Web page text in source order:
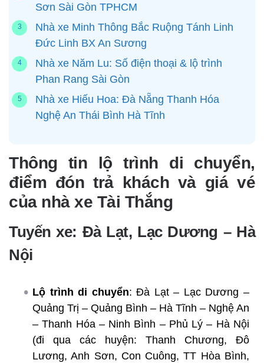
Sơn Sài Gòn TPHCM
Nhà xe Minh Thông Bắc Ruộng Tánh Linh
Đức Linh BX An Sương
Nhà xe Năm Lu: Số điện thoại & lộ trình
Phan Rang Sài Gòn
Nhà xe Hiếu Hoa: Đà Nẵng Thanh Hóa
Nghệ An Thái Bình Hà Tĩnh
Thông tin lộ trình di chuyển,
điểm đón trả khách và giá vé
của nhà xe Tài Thắng
Tuyến xe: Đà Lạt, Lạc Dương – Hà
Nội
Lộ trình di chuyển: Đà Lạt – Lạc Dương –
Quảng Trị – Quảng Bình – Hà Tĩnh – Nghệ An
– Thanh Hóa – Ninh Bình – Phủ Lý – Hà Nội
(đi qua các huyện: Thanh Chương, Đô
Lương, Anh Sơn, Con Cuông, TT Hòa Bình,